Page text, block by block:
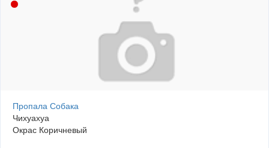
Пропала Собака
Чихуахуа
Окрас Коричневый